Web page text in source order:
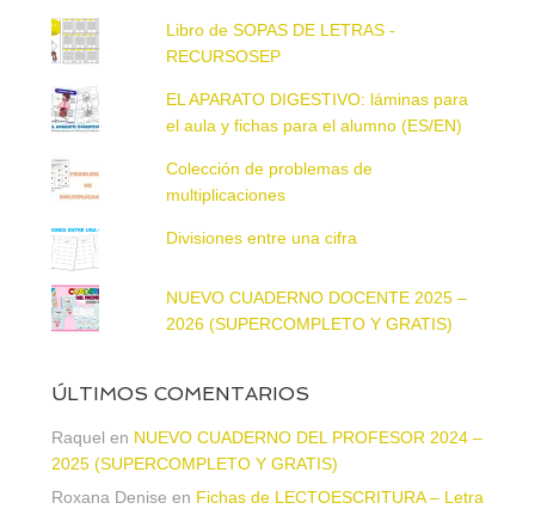
Libro de SOPAS DE LETRAS -
RECURSOSEP
EL APARATO DIGESTIVO: láminas para
el aula y fichas para el alumno (ES/EN)
Colección de problemas de
multiplicaciones
Divisiones entre una cifra
NUEVO CUADERNO DOCENTE 2025 –
2026 (SUPERCOMPLETO Y GRATIS)
ÚLTIMOS COMENTARIOS
Raquel en NUEVO CUADERNO DEL PROFESOR 2024 –
2025 (SUPERCOMPLETO Y GRATIS)
Roxana Denise en Fichas de LECTOESCRITURA – Letra